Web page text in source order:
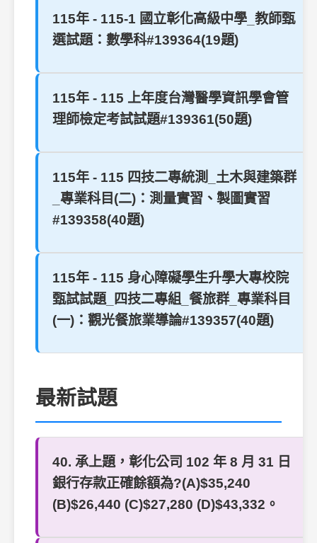
115年 - 115-1 國立彰化高級中學_教師甄
選試題：數學科#139364(19題)
115年 - 115 上年度台灣醫學資訊學會管
理師檢定考試試題#139361(50題)
115年 - 115 四技二專統測_土木與建築群
_專業科目(二)：測量實習、製圖實習
#139358(40題)
115年 - 115 身心障礙學生升學大專校院
甄試試題_四技二專組_餐旅群_專業科目
(一)：觀光餐旅業導論#139357(40題)
最新試題
40. 承上題，彰化公司 102 年 8 月 31 日
銀行存款正確餘額為?(A)$35,240
(B)$26,440 (C)$27,280 (D)$43,332。